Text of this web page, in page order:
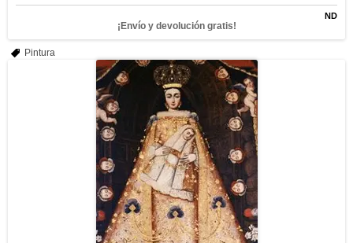
ND
¡Envío y devolución gratis!
Pintura